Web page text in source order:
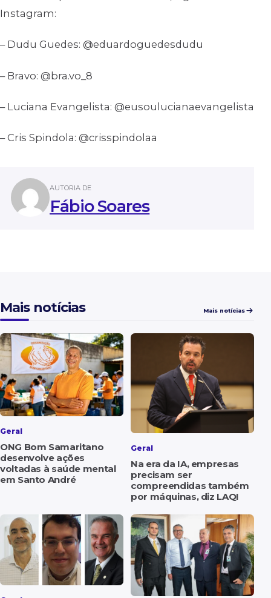
Instagram:
– Dudu Guedes: @eduardoguedesdudu
– Bravo: @bra.vo_8
– Luciana Evangelista: @eusoulucianaevangelista
– Cris Spindola: @crisspindolaa
AUTORIA DE
Fábio Soares
Mais notícias Mais notícias
Geral
ONG Bom Samaritano
desenvolve ações
voltadas à saúde mental
em Santo André
Geral
Na era da IA, empresas
precisam ser
compreendidas também
por máquinas, diz LAQI